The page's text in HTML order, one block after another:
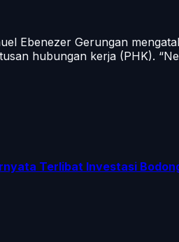
Ebenezer Gerungan
hubungan kerja (PHK).
Terlibat Investasi